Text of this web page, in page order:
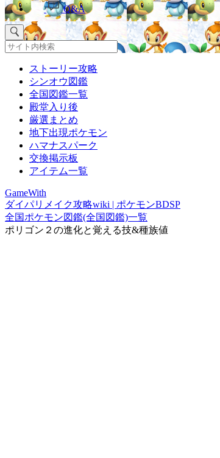
Q&A
ストーリー攻略
シンオウ図鑑
全国図鑑一覧
殿堂入り後
厳選まとめ
地下出現ポケモン
ハマナスパーク
交換掲示板
アイテム一覧
GameWith
ダイパリメイク攻略wiki | ポケモンBDSP
全国ポケモン図鑑(全国図鑑)一覧
ポリゴン２の進化と覚える技&種族値